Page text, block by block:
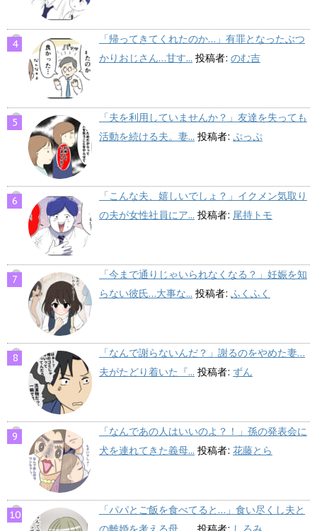
「帰ってきてくれたのか…」有罪となったぶつ
かりおじさん…甘す... 投稿者: のむ吉
「夫を利用していませんか？」友達を失っても
活動を続ける夫。妻... 投稿者: ぷっぷ
「こんな夫、嬉しいでしょ？」イクメン気取り
の夫が女性社員にア... 投稿者: 尾持トモ
「今まで通りじゃいられなくなる？」妊娠を知
らない彼氏…大事な... 投稿者: ふくふく
「なんで謝らないんだ？」謝るのをやめた妻…
夫がたどり着いた『... 投稿者: ずん
「なんであの人はいいのよ？！」孫の発表会に
犬を連れてきた義母... 投稿者: 花藤とら
「パパとご飯を食べてると…」食い尽くし夫と